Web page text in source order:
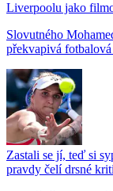
Liverpoolu jako
Slovutného
překvapivá
Zastali se jí, teď si
pravdy čelí drsné